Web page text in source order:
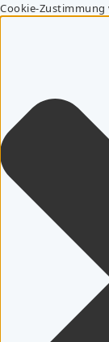
Cookie-Zustimmung